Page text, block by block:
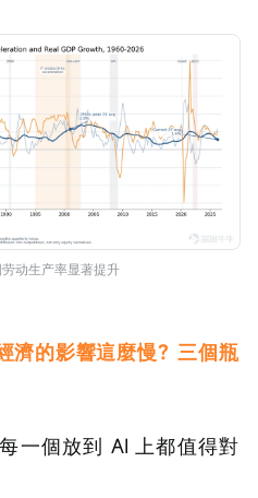
动生产率显著提升
濟的影響這麼慢？三個瓶
一個放到 AI 上都值得對